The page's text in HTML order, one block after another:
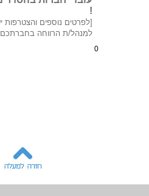
!
[לפרטים נוספים והצטרפות
למנהל/ת הרווחה
0